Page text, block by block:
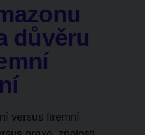
důvěru
versus firemní